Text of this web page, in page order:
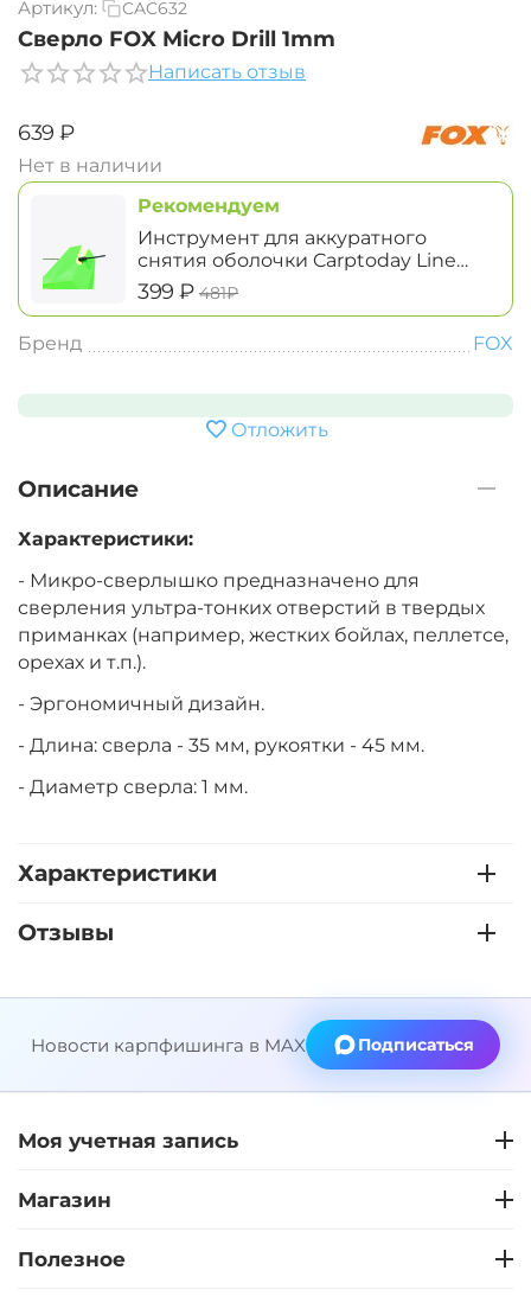
Артикул: CAC632
Сверло FOX Micro Drill 1mm
Написать отзыв
‍639‍ ₽
Нет в наличии
Рекомендуем
Инструмент для аккуратного
снятия оболочки Carptoday Line
Stripper and Cutter
‍399‍ ₽ ‍481‍₽
Бренд FOX
Отложить
Описание
Характеристики:
- Микро-сверлышко предназначено для
сверления ультра-тонких отверстий в твердых
приманках (например, жестких бойлах, пеллетсе,
орехах и т.п.).
- Эргономичный дизайн.
- Длина: сверла - 35 мм, рукоятки - 45 мм.
- Диаметр сверла: 1 мм.
Характеристики
Отзывы
Новости карпфишинга в MAX Подписаться
Моя учетная запись
Магазин
Полезное